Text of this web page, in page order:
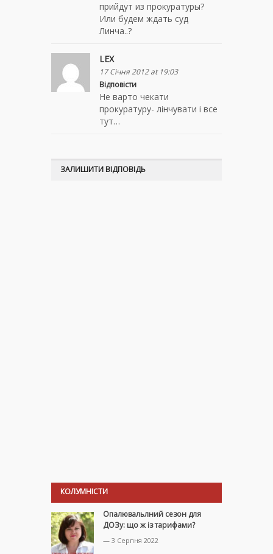
прийдут из прокуратуры?
Или будем ждать суд
Линча..?
LEX
17 Січня 2012 at 19:03
Відповісти
Не варто чекати
прокуратуру- лінчувати і все
тут…
ЗАЛИШИТИ ВІДПОВІДЬ
КОЛУМНІСТИ
Опалювальлний сезон для
ДОЗу: що ж із тарифами?
— 3 Серпня 2022